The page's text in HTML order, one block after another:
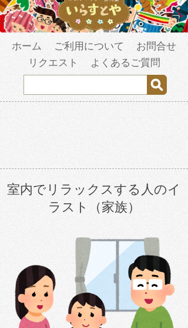
ホーム ご利用について
お問合せ
リクエスト
よくあるご質問
室内でリラックスする人のイ
ラスト（家族）